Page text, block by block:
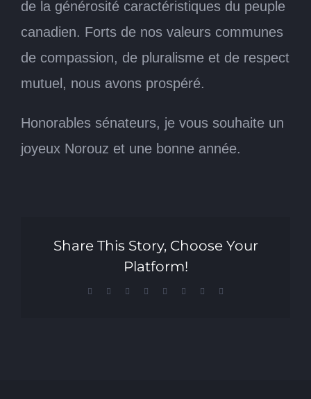
de la générosité caractéristiques du peuple
canadien. Forts de nos valeurs communes
de compassion, de pluralisme et de respect
mutuel, nous avons prospéré.
Honorables sénateurs, je vous souhaite un
joyeux Norouz et une bonne année.
Share This Story, Choose Your
Platform!
Facebook Reddit LinkedInTumblr Pinterest